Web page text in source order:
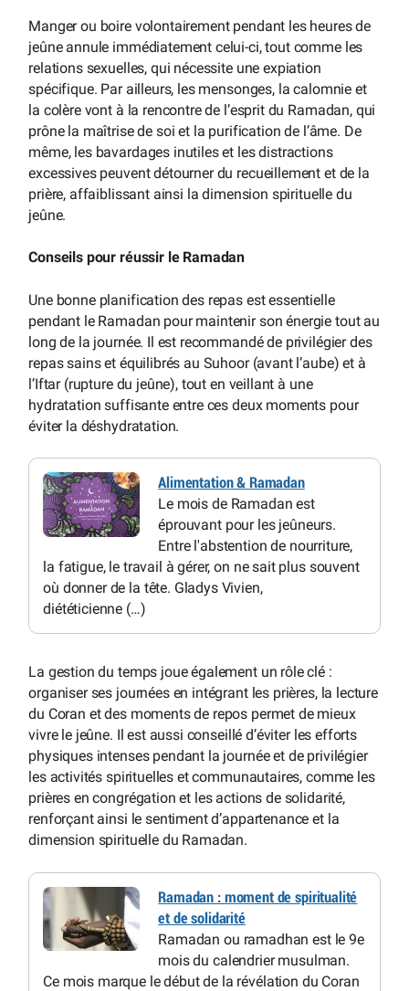
Manger ou boire volontairement pendant les heures de
jeûne annule immédiatement celui-ci, tout comme les
relations sexuelles, qui nécessite une expiation
spécifique. Par ailleurs, les mensonges, la calomnie et
la colère vont à la rencontre de l’esprit du Ramadan, qui
prône la maîtrise de soi et la purification de l’âme. De
même, les bavardages inutiles et les distractions
excessives peuvent détourner du recueillement et de la
prière, affaiblissant ainsi la dimension spirituelle du
jeûne.
Conseils pour réussir le Ramadan
Une bonne planification des repas est essentielle
pendant le Ramadan pour maintenir son énergie tout au
long de la journée. Il est recommandé de privilégier des
repas sains et équilibrés au Suhoor (avant l’aube) et à
l’Iftar (rupture du jeûne), tout en veillant à une
hydratation suffisante entre ces deux moments pour
éviter la déshydratation.
Alimentation & Ramadan
Le mois de Ramadan est
éprouvant pour les jeûneurs.
Entre l'abstention de nourriture,
la fatigue, le travail à gérer, on ne sait plus souvent
où donner de la tête. Gladys Vivien,
diététicienne (…)
La gestion du temps joue également un rôle clé :
organiser ses journées en intégrant les prières, la lecture
du Coran et des moments de repos permet de mieux
vivre le jeûne. Il est aussi conseillé d’éviter les efforts
physiques intenses pendant la journée et de privilégier
les activités spirituelles et communautaires, comme les
prières en congrégation et les actions de solidarité,
renforçant ainsi le sentiment d’appartenance et la
dimension spirituelle du Ramadan.
Ramadan : moment de spiritualité
et de solidarité
Ramadan ou ramadhan est le 9e
mois du calendrier musulman.
Ce mois marque le début de la révélation du Coran